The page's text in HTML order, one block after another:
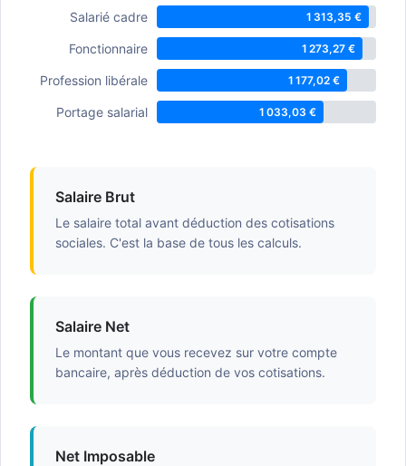
Salarié cadre 1 313,35 €
Fonctionnaire 1 273,27 €
Profession libérale 1 177,02 €
Portage salarial 1 033,03 €
Salaire Brut
Le salaire total avant déduction des cotisations
sociales. C'est la base de tous les calculs.
Salaire Net
Le montant que vous recevez sur votre compte
bancaire, après déduction de vos cotisations.
Net Imposable